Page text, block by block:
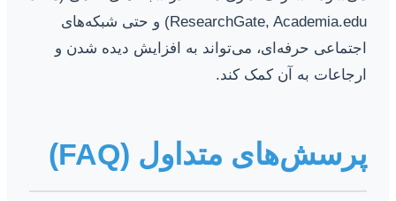
ResearchGate, Academia.edu) و حتی شبکه‌های
اجتماعی حرفه‌ای، می‌تواند به افزایش دیده شدن و
ارجاعات به آن کمک کند.
پرسش‌های متداول (FAQ)